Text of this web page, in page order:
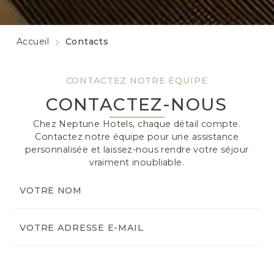
CONTACTEZ NOTRE ÉQUIPE
CONTACTEZ-NOUS
Chez Neptune Hotels, chaque détail compte.
Contactez notre équipe pour une assistance
personnalisée et laissez-nous rendre votre séjour
vraiment inoubliable.
Accueil Contacts